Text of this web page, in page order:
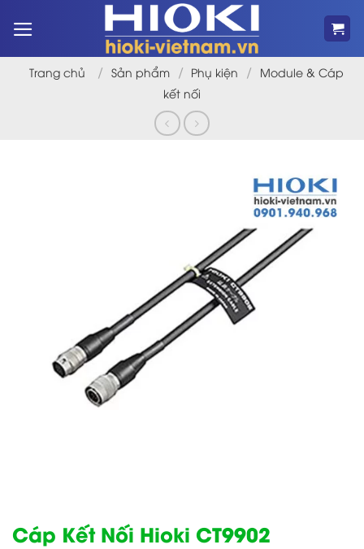
qua
dungTrang chủ / Sản phẩm / Phụ kiện /
Module & Cáp
kết nối
Cáp Kết Nối Hioki CT9902